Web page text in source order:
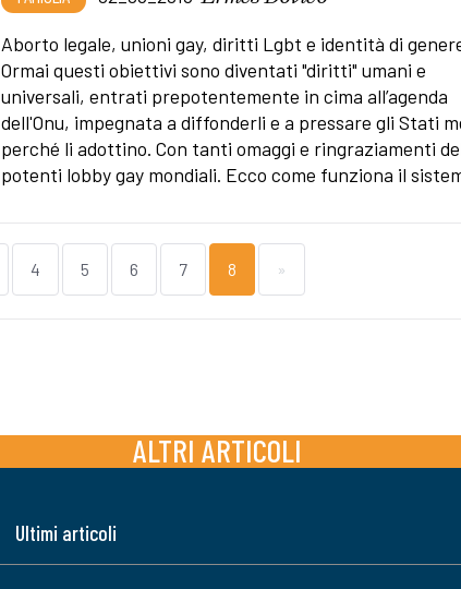
Aborto legale, unioni gay, diritti Lgbt e identità di
Ormai questi obiettivi sono diventati "diritti" umani e
universali, entrati prepotentemente in cima all’agenda
dell'Onu, impegnata a diffonderli e a pressare gli Stati
perché li adottino. Con tanti omaggi e ringraziamenti
potenti lobby gay mondiali. Ecco come funziona il
4 5 6 7 8 »
ALTRI ARTICOLI
Ultimi articoli